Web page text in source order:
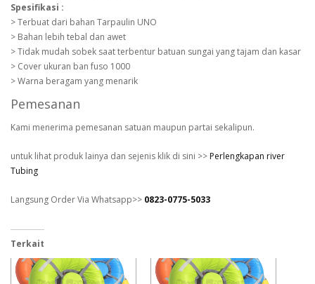
Spesifikasi :
> Terbuat dari bahan Tarpaulin UNO
> Bahan lebih tebal dan awet
> Tidak mudah sobek saat terbentur batuan sungai yang tajam dan kasar
> Cover ukuran ban fuso 1000
> Warna beragam yang menarik
Pemesanan
Kami menerima pemesanan satuan maupun partai sekalipun.
untuk lihat produk lainya dan sejenis klik di sini >> Perlengkapan river
Tubing
Langsung Order Via Whatsapp>> 0823-0775-5033
Terkait